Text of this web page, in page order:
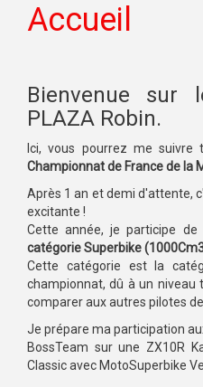
Accueil
Bienvenue sur
PLAZA Robin.
Ici, vous pourrez me
Championnat de France de la
Après 1 an et demi d'attente,
excitante !
Cette année, je participe
catégorie Superbike
Cette catégorie est la
championnat, dû à un niveau
comparer aux autres pilotes
Je prépare ma participation
BossTeam sur une ZX10R
Classic avec MotoSuperbike